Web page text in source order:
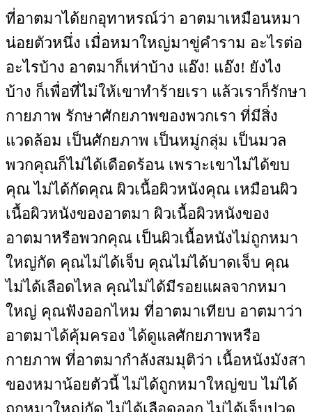
ที่อาตมาได้ยกอุทาหรณ์ว่า อาตมาเหมือนหมา
น่อยตัวหนึ่ง เมื่อหมาใหญ่มาขู่คำราม อะไรต่อ
อะไรบ้าง อาตมาก็เห่าบ้าง แอ๊ง! แอ๊ง! ยังไง
บ้าง ก็เพื่อที่ไม่ให้เขาทำร้ายเรา แล้วเราก็รักษา
กายภาพ รักษาศักยภาพของพวกเรา ที่มีสิ่ง
แวดล้อม เป็นศักยภาพ เป็นหมู่กลุ่ม เป็นมวล
พวกคุณก็ไม่ได้เดือดร้อน เพราะเขาไม่ได้ขบ
คุณ ไม่ได้กัดคุณ ผิวเนื้อผิวหนังคุณ เหมือนผิว
เนื้อผิวหนังของอาตมา ผิวเนื้อผิวหนังของ
อาตมาหรือพวกคุณ เป็นผิวเนื้อหนังไม่ถูกหมา
ใหญ่กัด คุณไม่ได้เจ็บ คุณไม่ได้บาดเจ็บ คุณ
ไม่ได้เลือดไหล คุณไม่ได้มีรอยแผลจากหมา
ใหญ่ คุณฟังออกไหม ที่อาตมาเทียบ อาตมาว่า
อาตมาได้คุ้มครอง ได้ดูแลศักยภาพหรือ
กายภาพ ที่อาตมากำลังสมมุติว่า เนื้อหนังมังสา
ของหมาน้อยตัวนี้ ไม่ได้ถูกหมาใหญ่ขบ ไม่ได้